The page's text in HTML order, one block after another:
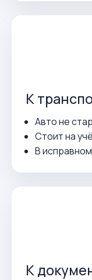
К
Авто не
Стоит на
В
К